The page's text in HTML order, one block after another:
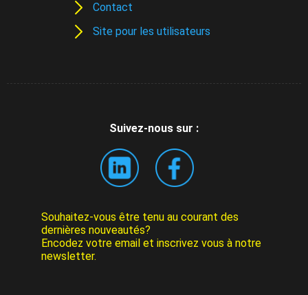
Contact
Site pour les utilisateurs
Suivez-nous sur :
Souhaitez-vous être tenu au courant des
dernières nouveautés?
Encodez votre email et inscrivez vous à notre
newsletter.